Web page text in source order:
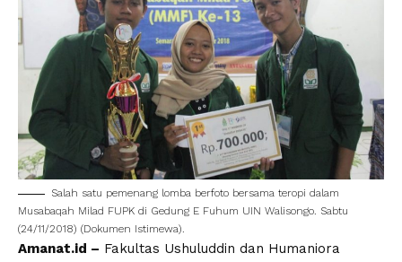
Salah satu pemenang lomba berfoto bersama teropi dalam
Musabaqah Milad FUPK di Gedung E Fuhum UIN Walisongo. Sabtu
(24/11/2018) (Dokumen Istimewa).
Amanat.id – Fakultas Ushuluddin dan Humaniora